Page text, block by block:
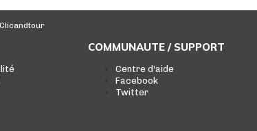
COMMUNAUTE / SUPPORT
Centre d'aide
Facebook
Twitter